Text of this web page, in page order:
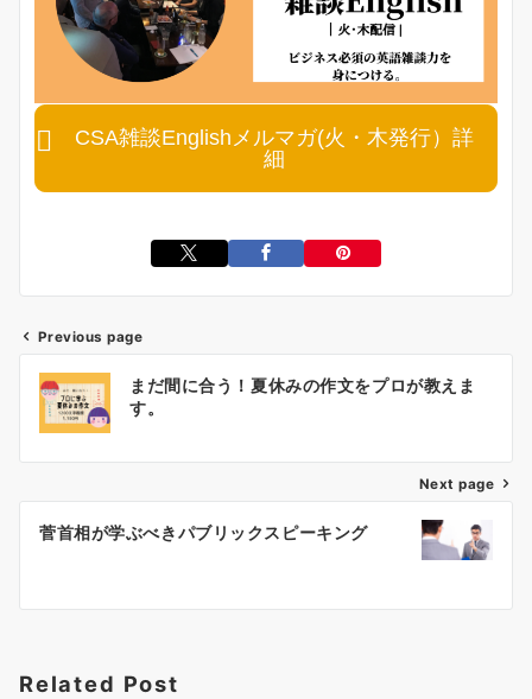
CSA雑談Englishメルマガ(火・木発行）詳
細
ビ
ン
Previous page
まだ間に合う！夏休みの作文をプロが教えま
す。
Next page
菅首相が学ぶべきパブリックスピーキング
Related Post